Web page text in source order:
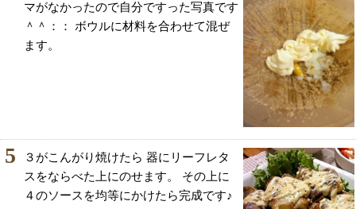
マがなかったので自分ですった写真です
＾＾：： ボウルに材料を合わせて混ぜ
ます。
5
３がこんがり焼けたら 器にリーフレタ
スをならべた上にのせます。 その上に
４のソースを均等にかけたら完成です♪